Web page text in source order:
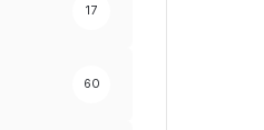
17
60